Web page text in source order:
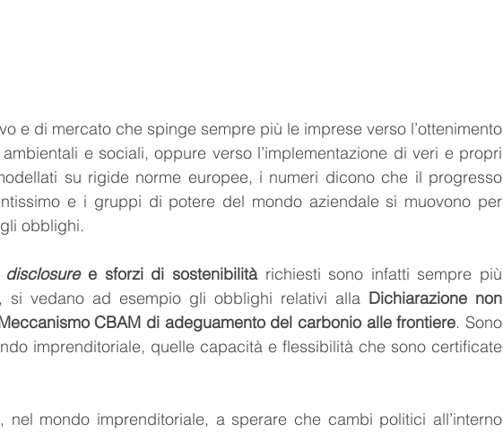
e di mercato che spinge sempre più le imprese verso l’ottenimento
su rigide norme europee, i numeri dicono che il progresso
e i gruppi di potere del mondo aziendale si muovono per
obblighi.
disclosure e sforzi di sostenibilità richiesti sono infatti sempre più
si vedano ad esempio gli obblighi relativi alla Dichiarazione non
CBAM di adeguamento del carbonio alle frontiere. Sono
imprenditoriale, quelle capacità e flessibilità che sono certificate
nel mondo imprenditoriale, a sperare che cambi politici all’interno